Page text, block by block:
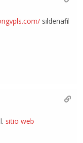
sitio web